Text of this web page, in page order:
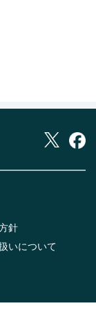
針
いについて